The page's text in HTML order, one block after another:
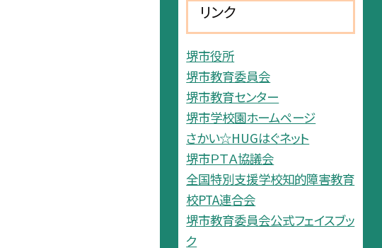
リンク
堺市役所
堺市教育委員会
堺市教育センター
堺市学校園ホームページ
さかい☆HUGはぐネット
堺市ＰＴＡ協議会
全国特別支援学校知的障害教育
校PTA連合会
堺市教育委員会公式フェイスブッ
ク